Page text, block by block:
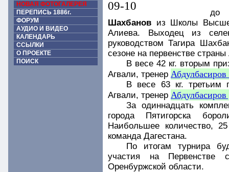
НОВАЯ ФОТОГАЛЕРЕЯ
ПЕРЕПИСЬ 1886г.
ФОРУМ
АУДИО И ВИДЕО
КАЛЕНДАРЬ
ССЫЛКИ
О ПРОЕКТЕ
ПОИСК
до
Шахбанов из Школы
Алиева. Выходец из
руководством Тагира
сезоне на первенстве
В весе 42 кг. вторым
Агвали, тренер
В весе 63 кг. третьим
Агвали, тренер Абдулбасиров
За одиннадцать
города Пятигорска
Наибольшее количество,
команда Дагестана.
По итогам турнира
участия на Первенстве
Оренбуржской области.